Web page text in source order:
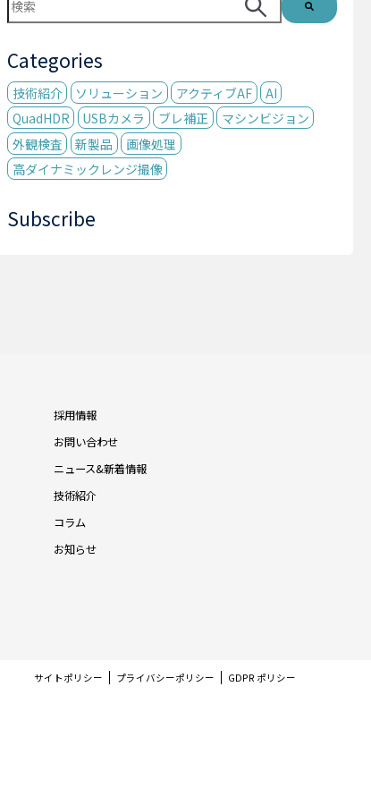
Categories
技術紹介 ソリューション アクティブAF
AI
QuadHDR
USBカメラ ブレ補正
マシンビジョン
外観検査
新製品
画像処理
高ダイナミックレンジ撮像
Subscribe
採用情報
お問い合わせ
ニュース&新着情報
技術紹介
コラム
お知らせ
サイトポリシー プライバシーポリシー GDPR ポリシー